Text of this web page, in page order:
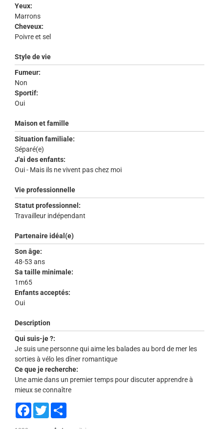
Yeux:
Marrons
Cheveux:
Poivre et sel
Style de vie
Fumeur:
Non
Sportif:
Oui
Maison et famille
Situation familiale:
Séparé(e)
J'ai des enfants:
Oui - Mais ils ne vivent pas chez moi
Vie professionnelle
Statut professionnel:
Travailleur indépendant
Partenaire idéal(e)
Son âge:
48-53 ans
Sa taille minimale:
1m65
Enfants acceptés:
Oui
Description
Qui suis-je ?:
Je suis une personne qui aime les balades au bord de mer les
sorties à vélo les dîner romantique
Ce que je recherche:
Une amie dans un premier temps pour discuter apprendre à
mieux se connaître
Facebook
Twitter